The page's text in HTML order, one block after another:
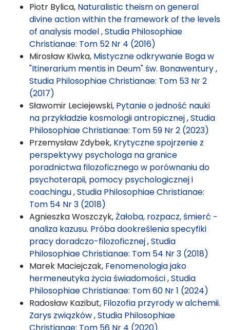
Piotr Bylica, Naturalistic theism on general
divine action within the framework of the levels
of analysis model,Studia Philosophiae
Christianae: Tom 52 Nr 4 (2016)
Mirosław Kiwka, Mistyczne odkrywanie Boga w
"Itinerarium mentis in Deum" św. Bonawentury,
Studia Philosophiae Christianae: Tom 53 Nr 2
(2017)
Sławomir Leciejewski, Pytanie o jedność nauki
na przykładzie kosmologii antropicznej,Studia
Philosophiae Christianae: Tom 59 Nr 2 (2023)
Przemysław Zdybek, Krytyczne spojrzenie z
perspektywy psychologa na granice
poradnictwa filozoficznego w porównaniu do
psychoterapii, pomocy psychologicznej i
coachingu,Studia Philosophiae Christianae:
Tom 54 Nr 3 (2018)
Agnieszka Woszczyk,Żałoba, rozpacz, śmierć −
analiza kazusu. Próba dookreślenia specyfiki
pracy doradczo-filozoficznej,Studia
Philosophiae Christianae: Tom 54 Nr 3 (2018)
Marek Maciejczak, Fenomenologia jako
hermeneutyka życia świadomości,Studia
Philosophiae Christianae: Tom 60 Nr 1 (2024)
Radosław Kazibut, Filozofia przyrody w alchemii.
Zarys związków,Studia Philosophiae